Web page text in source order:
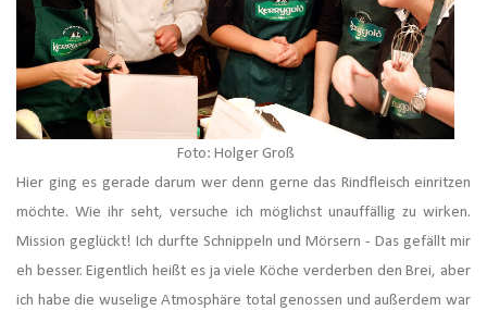
Foto: Holger Groß
Hier ging es gerade darum wer denn gerne das Rindfleisch einritzen
möchte. Wie ihr seht, versuche ich möglichst unauffällig zu wirken.
Mission geglückt! Ich durfte Schnippeln und Mörsern - Das gefällt mir
eh besser. Eigentlich heißt es ja viele Köche verderben den Brei, aber
ich habe die wuselige Atmosphäre total genossen und außerdem war